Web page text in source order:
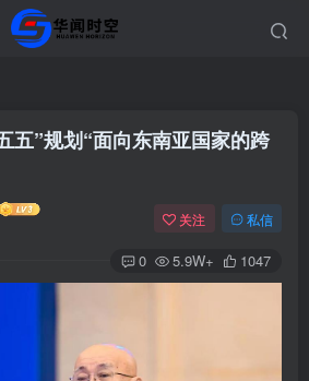
五”规划“面向东南亚国家的跨
关注 私信
0 5.9W+ 1047